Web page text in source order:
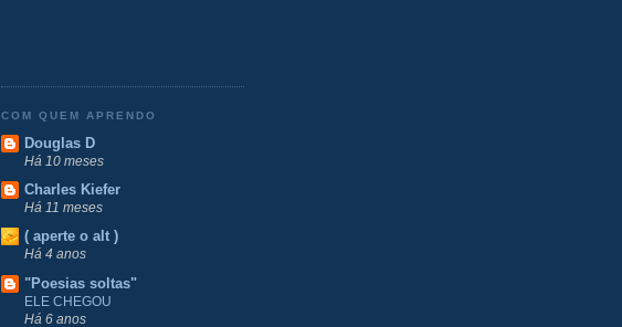
COM QUEM APRENDO
Douglas D
Há 10 meses
Charles Kiefer
Há 11 meses
( aperte o alt )
Há 4 anos
"Poesias soltas"
ELE CHEGOU
Há 6 anos